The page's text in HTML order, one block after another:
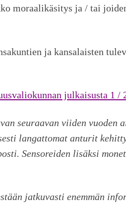
moraalikäsitys ja / tai
ja kansalaisten
julkaisusta 1 /
seuraavan viiden vuoden
langattomat anturit
Sensoreiden lisäksi
jatkuvasti enemmän